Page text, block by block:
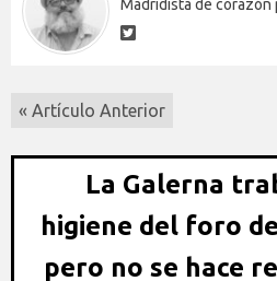
Madridista de corazón
« Artículo Anterior
La Galerna
higiene del foro
pero no se hace